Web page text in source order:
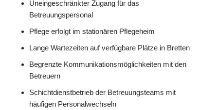
Uneingeschränkter Zugang für das
Betreuungspersonal
Pflege erfolgt im stationären Pflegeheim
Lange Wartezeiten auf verfügbare Plätze in Bretten
Begrenzte Kommunikationsmöglichkeiten mit den
Betreuern
Schichtdienstbetrieb der Betreuungsteams mit
häufigen Personalwechseln